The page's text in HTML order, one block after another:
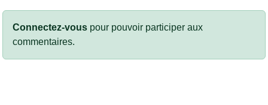
Connectez-vous pour pouvoir participer aux
commentaires.